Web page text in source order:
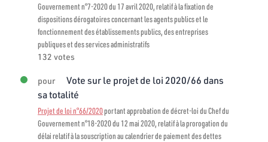
Gouvernement n°7-2020 du 17 avril 2020, relatif à la fixation de
dispositions dérogatoires concernant les agents publics et le
fonctionnement des établissements publics, des entreprises
publiques et des services administratifs
132 votes
pour
Vote sur le projet de loi 2020/66 dans
sa totalité
Projet de loi n°66/2020portant approbation de décret-loi du Chef du
Gouvernement n°18-2020 du 12 mai 2020, relatif à la prorogation du
délai relatif à la souscription au calendrier de paiement des dettes